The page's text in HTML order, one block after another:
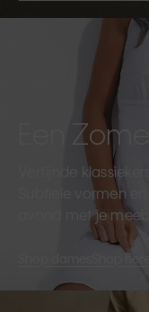
Een
Verfijnde
Subtiele vormen
avond met je
Shop heren